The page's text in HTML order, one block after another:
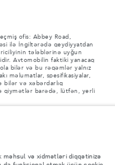
ofis: Abbey Road,
ilə İngiltərədə qeydiyyatdan
tələblərinə uyğun
Avtomobilin faktiki yanacaq
bilər və bu rəqəmlər yalnız
məlumatlar, spesifikasiyalar,
bilər və xəbərdarlıq
qiymətlər barədə, lütfən, yerli
və Oxa Düşən Maksimum
məhsul və xidmətləri diqqətinizə